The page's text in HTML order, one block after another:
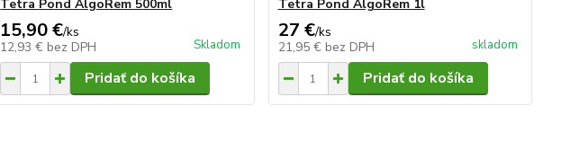
Tetra Pond AlgoRem 500ml
15,90 €/ks
12,93 € bez DPH Skladom
Pridať do košíka
Tetra Pond AlgoRem 1l
27 €/ks
21,95 € bez DPH skladom
Pridať do košíka